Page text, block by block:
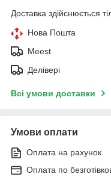
Доставка здійснюється
Нова Пошта
Meest
Делівері
Всі умови доставки
Умови оплати
Оплата на рахунок
Оплата по